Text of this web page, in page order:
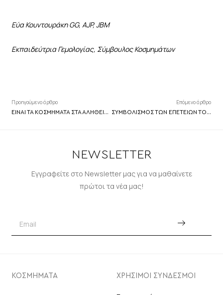
Εύα Κουντουράκη GG, AJP, JBM
Εκπαιδεύτρια Γεμολογίας, Σύμβουλος Κοσμημάτων
Προηγούμενο άρθρο
ΕΙΝΑΙ ΤΑ ΚΟΣΜΗΜΑΤΑ ΣΤΑ ΑΛΗΘΕΙΑ ΑΚΡΙΒΑ;
Επόμενο άρθρο
ΣΥΜΒΟΛΙΣΜΟΣ ΤΩΝ ΕΠΕΤΕΙΩΝ ΤΟΥ ΓΑΜΟΥ
NEWSLETTER
Εγγραφείτε στο Newsletter μας για να μαθαίνετε
πρώτοι τα νέα μας!
ΚΟΣΜΗΜΑΤΑ ΧΡΗΣΙΜΟΙ ΣΥΝΔΕΣΜΟΙ